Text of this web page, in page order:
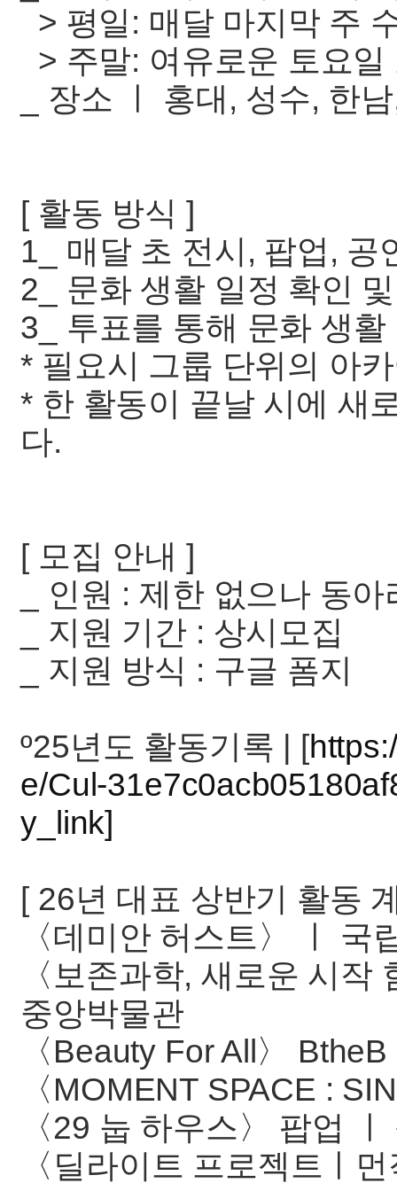
> 평일: 매달 마지막 주
> 주말: 여유로운 토요일
_ 장소 ㅣ 홍대, 성수, 한
[ 활동 방식 ]
1_ 매달 초 전시, 팝업, 공
2_ 문화 생활 일정 확인
3_ 투표를 통해 문화 생
* 필요시 그룹 단위의 아
* 한 활동이 끝날 시에 새
다.
[ 모집 안내 ]
_ 인원 : 제한 없으나 동
_ 지원 기간 : 상시모집
_ 지원 방식 : 구글 폼지
º25년도 활동기록 | [
e/Cul-
y_link]
[ 26년 대표 상반기 활동
〈데미안 허스트〉 ㅣ 국
〈보존과학, 새로운 시
중앙박물관
〈Beauty For All〉
〈MOMENT SPACE :
〈29 눕 하우스〉 팝업
〈딜라이트 프로젝트ㅣ